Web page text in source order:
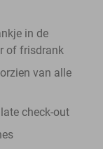
in de
of frisdrank
van alle
check-out